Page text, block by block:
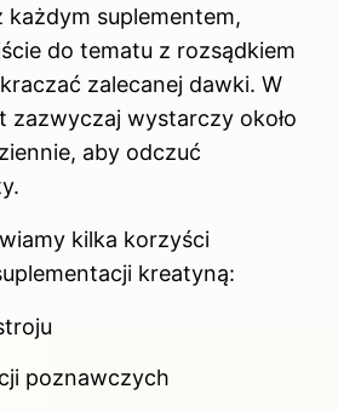
każdym suplementem,
do tematu z rozsądkiem
zalecanej dawki. W
zazwyczaj wystarczy około
aby odczuć
kilka korzyści
kreatyną:
poznawczych